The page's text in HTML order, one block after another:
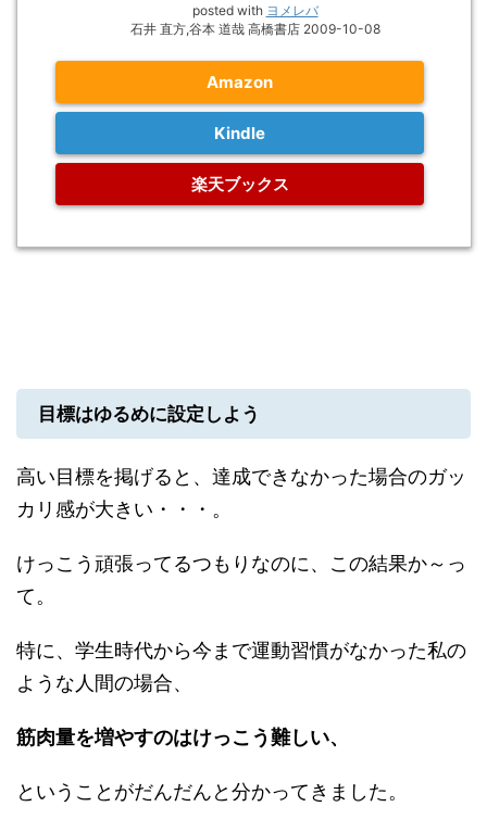
posted with ヨメレバ
石井 直方,谷本 道哉 高橋書店 2009-10-08
Amazon
Kindle
楽天ブックス
目標はゆるめに設定しよう
高い目標を掲げると、達成できなかった場合のガッ
カリ感が大きい・・・。
けっこう頑張ってるつもりなのに、この結果か～っ
て。
特に、学生時代から今まで運動習慣がなかった私の
ような人間の場合、
筋肉量を増やすのはけっこう難しい、
ということがだんだんと分かってきました。